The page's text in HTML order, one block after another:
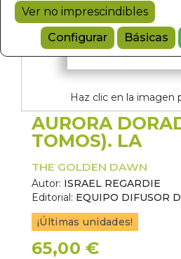
Ver no imprescindibles
Configurar
Básicas
Haz clic en la imagen
AURORA
TOMOS). LA
THE GOLDEN DAWN
Autor: ISRAEL REGARDIE
Editorial: EQUIPO DIFUSOR
¡Últimas unidades!
65,00 €